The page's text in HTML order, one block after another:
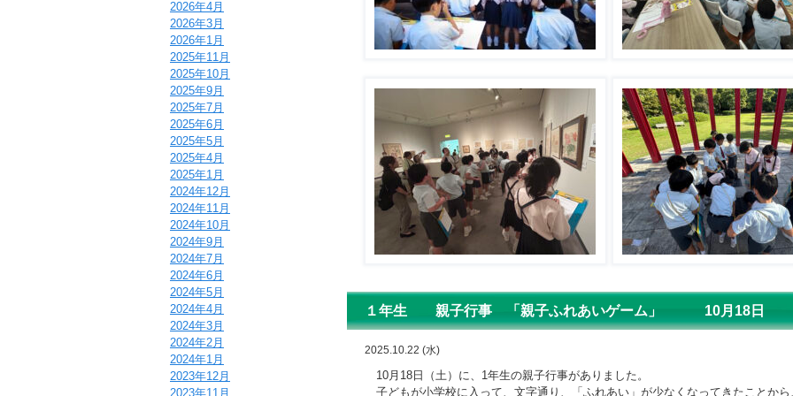
１年生 親子行事 「親子ふれあいゲーム」 10月18日
2025.10.22 (水)
10月 18 日（土）に、 1年生の親子行事がありました。
子どもが小学校に入って、文字通り、「ふれあい」が少なくなってきたことか
2026年4月
2026年3月
2026年1月
2025年11月
2025年10月
2025年9月
2025年7月
2025年6月
2025年5月
2025年4月
2025年1月
2024年12月
2024年11月
2024年10月
2024年9月
2024年7月
2024年6月
2024年5月
2024年4月
2024年3月
2024年2月
2024年1月
2023年12月
2023年11月